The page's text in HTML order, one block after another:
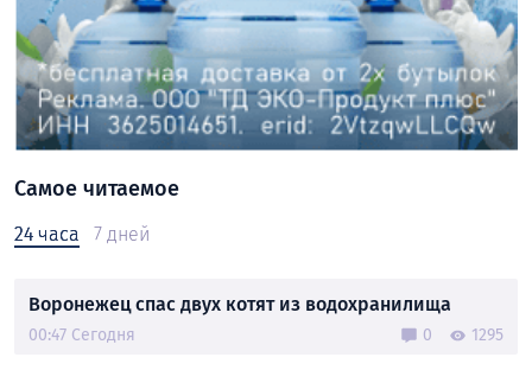
Самое читаемое
24 часа 7 дней
Воронежец спас двух котят из водохранилища
00:47 Сегодня 0 1295